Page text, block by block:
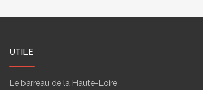
UTILE
Le barreau de la Haute-Loire